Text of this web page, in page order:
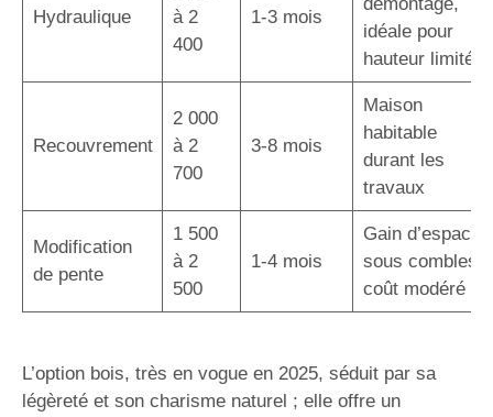
Hydraulique
à 2
400
1-3 mois
idéale pour
hauteur limitée
Recouvrement
2 000
à 2
700
3-8 mois
Maison
habitable
durant les
travaux
Modification
de pente
1 500
à 2
500
1-4 mois
Gain d’espace
sous combles,
coût modéré
L’option bois, très en vogue en 2025, séduit par sa
légèreté et son charisme naturel ; elle offre un